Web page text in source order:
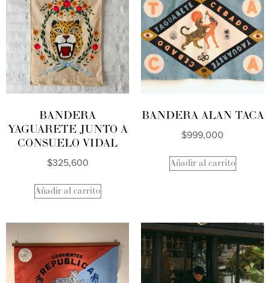
BANDERA
YAGUARETE JUNTO A
CONSUELO VIDAL
$325,600
Añadir al carrito
BANDERA ALAN TACA
$999,000
Añadir al carrito